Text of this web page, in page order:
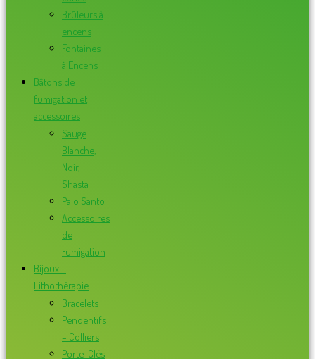
Brûleurs à
encens
Fontaines
à Encens
Bâtons de
fumigation et
accessoires
Sauge
Blanche,
Noir,
Shasta
Palo Santo
Accessoires
de
Fumigation
Bijoux –
Lithothérapie
Bracelets
Pendentifs
– Colliers
Porte-Clés